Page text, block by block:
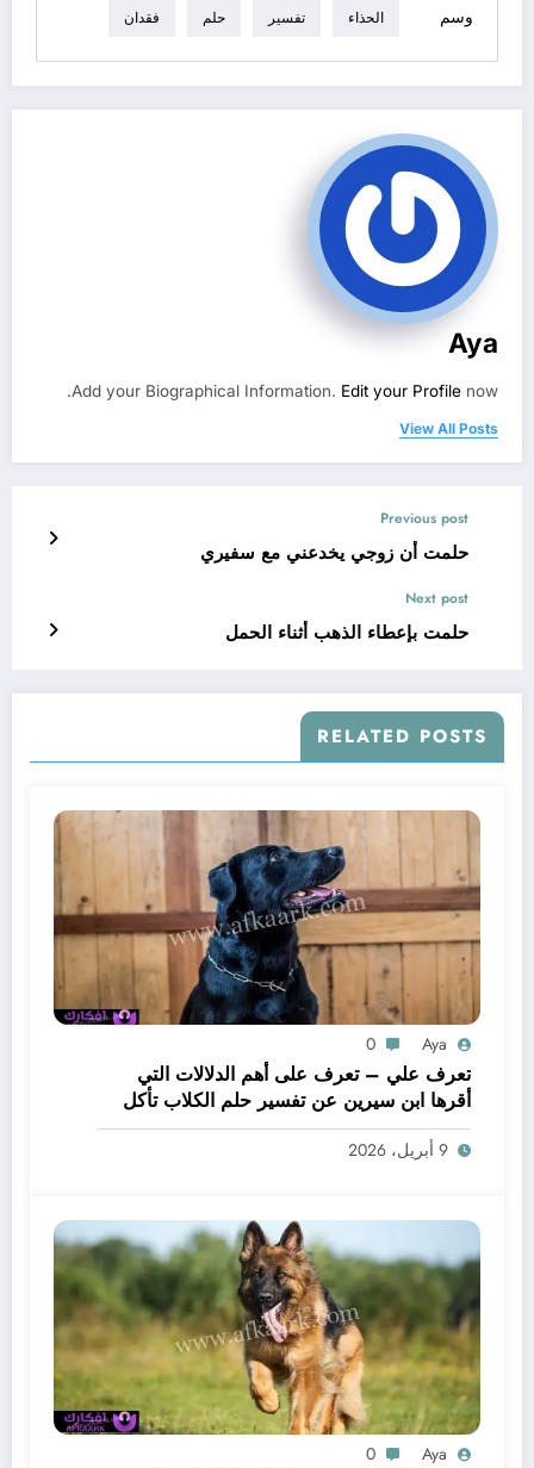
وسم الحذاء تفسير حلم فقدان
Aya
Add your Biographical Information. Edit your Profile now.
View All Posts
Previous post
حلمت أن زوجي يخدعني مع سفيري
Next post
حلمت بإعطاء الذهب أثناء الحمل
RELATED POSTS
Aya
0
تعرف علي – تعرف على أهم الدلالات التي
أقرها ابن سيرين عن تفسير حلم الكلاب تأكل
لحم – بالتفصيل
9 أبريل، 2026
Aya
0